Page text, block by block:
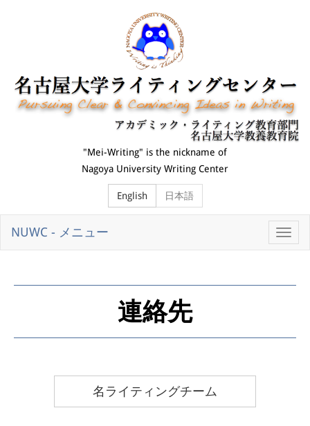
"Mei-Writing" is the nickname of
Nagoya University Writing Center
English 日本語
切
替
NUWC - メニュー
連絡先
名ライティングチーム